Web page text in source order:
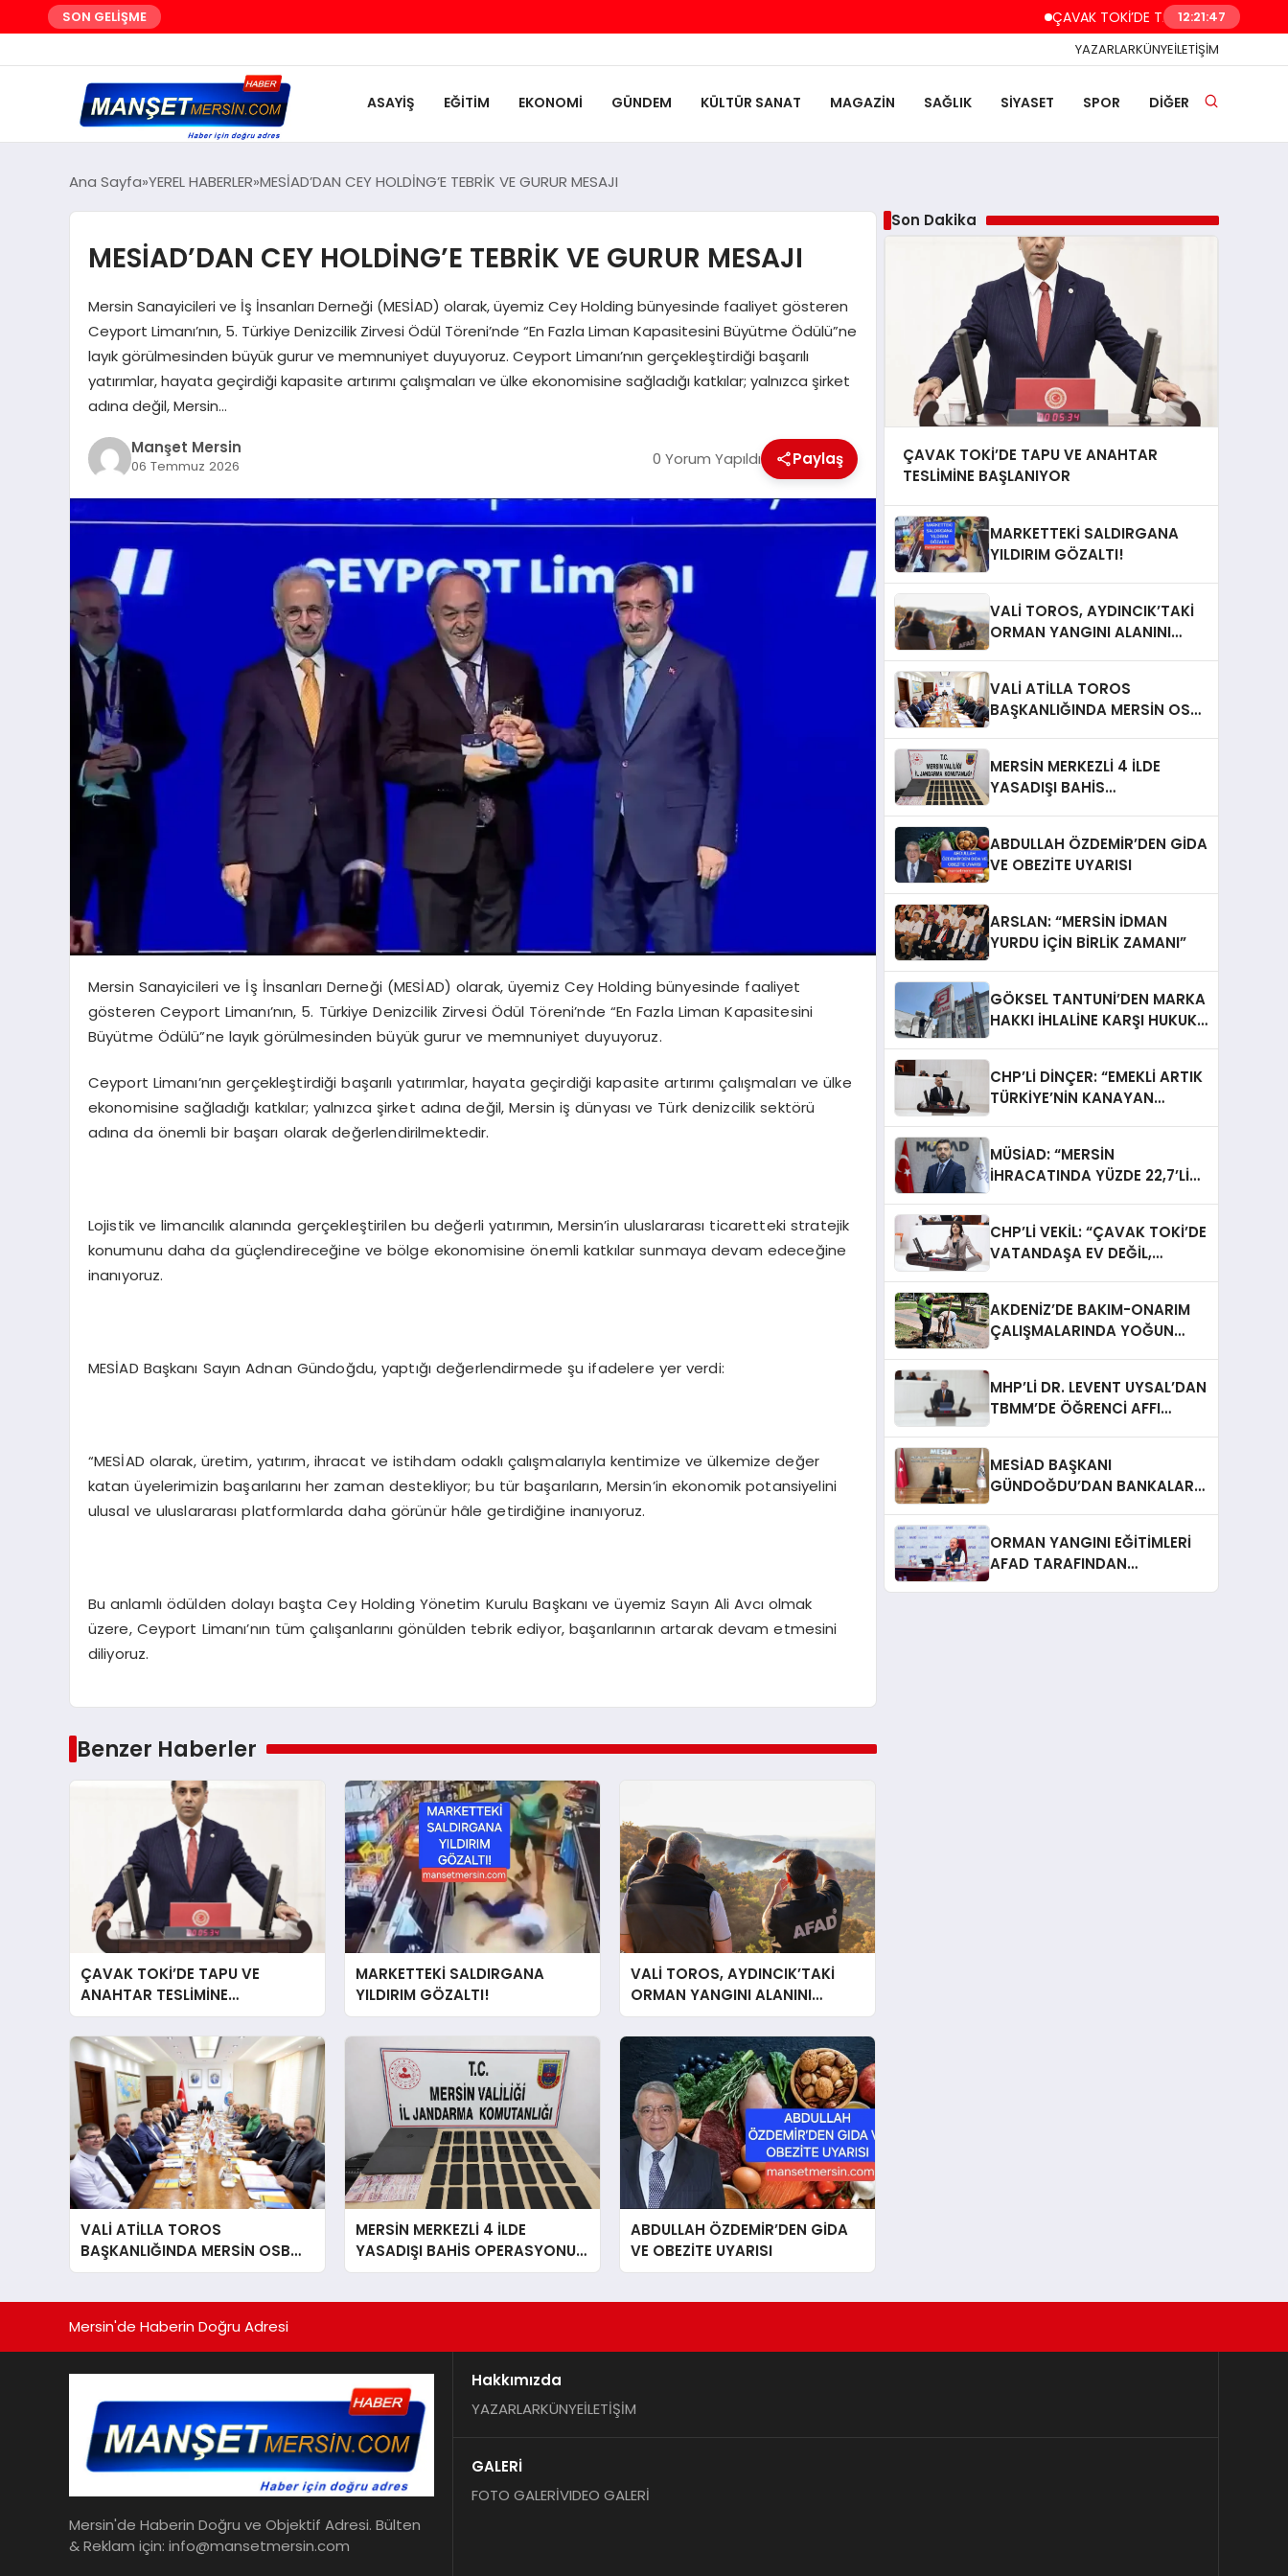
SON GELİŞME ÇAVAK TOKİ’DE TAPU VE ANAHTAR
12:21:48
YAZARLARKÜNYEİLETİŞİM
ASAYİŞ EĞİTİM EKONOMİ GÜNDEM KÜLTÜR SANAT MAGAZİN SAĞLIK SİYASET SPOR DİĞER
Ana Sayfa YEREL HABERLER MESİAD’DAN CEY HOLDİNG’E TEBRİK VE GURUR MESAJI
MESİAD’DAN CEY HOLDİNG’E TEBRİK VE GURUR MESAJI
Mersin Sanayicileri ve İş İnsanları Derneği (MESİAD) olarak, üyemiz Cey Holding bünyesinde faaliyet gösteren
Ceyport Limanı’nın, 5. Türkiye Denizcilik Zirvesi Ödül Töreni’nde “En Fazla Liman Kapasitesini Büyütme Ödülü”ne
layık görülmesinden büyük gurur ve memnuniyet duyuyoruz. Ceyport Limanı’nın gerçekleştirdiği başarılı
yatırımlar, hayata geçirdiği kapasite artırımı çalışmaları ve ülke ekonomisine sağladığı katkılar; yalnızca şirket
adına değil, Mersin…
Manşet Mersin
06 Temmuz 2026 0 Yorum Yapıldı Paylaş
Mersin Sanayicileri ve İş İnsanları Derneği (MESİAD) olarak, üyemiz Cey Holding bünyesinde faaliyet
gösteren Ceyport Limanı’nın, 5. Türkiye Denizcilik Zirvesi Ödül Töreni’nde “En Fazla Liman Kapasitesini
Büyütme Ödülü”ne layık görülmesinden büyük gurur ve memnuniyet duyuyoruz.
Ceyport Limanı’nın gerçekleştirdiği başarılı yatırımlar, hayata geçirdiği kapasite artırımı çalışmaları ve ülke
ekonomisine sağladığı katkılar; yalnızca şirket adına değil, Mersin iş dünyası ve Türk denizcilik sektörü
adına da önemli bir başarı olarak değerlendirilmektedir.
Lojistik ve limancılık alanında gerçekleştirilen bu değerli yatırımın, Mersin’in uluslararası ticaretteki stratejik
konumunu daha da güçlendireceğine ve bölge ekonomisine önemli katkılar sunmaya devam edeceğine
inanıyoruz.
MESİAD Başkanı Sayın Adnan Gündoğdu, yaptığı değerlendirmede şu ifadelere yer verdi:
“MESİAD olarak, üretim, yatırım, ihracat ve istihdam odaklı çalışmalarıyla kentimize ve ülkemize değer
katan üyelerimizin başarılarını her zaman destekliyor; bu tür başarıların, Mersin’in ekonomik potansiyelini
ulusal ve uluslararası platformlarda daha görünür hâle getirdiğine inanıyoruz.
Bu anlamlı ödülden dolayı başta Cey Holding Yönetim Kurulu Başkanı ve üyemiz Sayın Ali Avcı olmak
üzere, Ceyport Limanı’nın tüm çalışanlarını gönülden tebrik ediyor, başarılarının artarak devam etmesini
diliyoruz.
Benzer Haberler
ÇAVAK TOKİ’DE TAPU VE
ANAHTAR TESLİMİNE
BAŞLANIYOR
MARKETTEKİ SALDIRGANA
YILDIRIM GÖZALTI!
VALİ TOROS, AYDINCIK’TAKİ
ORMAN YANGINI ALANINI
İNCELEDİ
VALİ ATİLLA TOROS
BAŞKANLIĞINDA MERSİN OSB
MÜTEŞEBBİS HEYETİ TOPLANDI
MERSİN MERKEZLİ 4 İLDE
YASADIŞI BAHİS OPERASYONU:
21 GÖZALTI
ABDULLAH ÖZDEMİR’DEN GİDA
VE OBEZİTE UYARISI
Son Dakika
ÇAVAK TOKİ’DE TAPU VE ANAHTAR
TESLİMİNE BAŞLANIYOR
MARKETTEKİ SALDIRGANA
YILDIRIM GÖZALTI!
VALİ TOROS, AYDINCIK’TAKİ
ORMAN YANGINI ALANINI
VALİ ATİLLA TOROS
BAŞKANLIĞINDA MERSİN OSB
MERSİN MERKEZLİ 4 İLDE
YASADIŞI BAHİS
ABDULLAH ÖZDEMİR’DEN GİDA
VE OBEZİTE UYARISI
ARSLAN: “MERSİN İDMAN
YURDU İÇİN BİRLİK ZAMANI”
GÖKSEL TANTUNİ’DEN MARKA
HAKKI İHLALİNE KARŞI HUKUKİ
CHP’Lİ DİNÇER: “EMEKLİ ARTIK
TÜRKİYE’NİN KANAYAN
MÜSİAD: “MERSİN
İHRACATINDA YÜZDE 22,7’LİK
CHP’Lİ VEKİL: “ÇAVAK TOKİ’DE
VATANDAŞA EV DEĞİL,
AKDENİZ’DE BAKIM-ONARIM
ÇALIŞMALARINDA YOĞUN
MHP’Lİ DR. LEVENT UYSAL’DAN
TBMM’DE ÖĞRENCİ AFFI
MESİAD BAŞKANI
GÜNDOĞDU’DAN BANKALARA
YAŞATMAKTIR”
ORMAN YANGINI EĞİTİMLERİ
AFAD TARAFINDAN
Mersin'de Haberin Doğru Adresi
Mersin'de Haberin Doğru ve Objektif Adresi. Bülten
& Reklam için: info@mansetmersin.com
Hakkımızda
YAZARLARKÜNYEİLETİŞİM
GALERİ
FOTO GALERİVIDEO GALERİ